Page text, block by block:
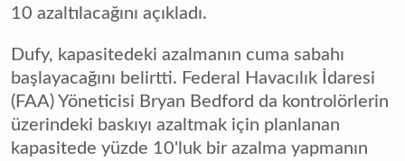
10 azaltılacağını açıkladı.
Dufy, kapasitedeki azalmanın cuma sabahı
başlayacağını belirtti. Federal Havacılık İdaresi
(FAA) Yöneticisi Bryan Bedford da kontrolörlerin
üzerindeki baskıyı azaltmak için planlanan
kapasitede yüzde 10'luk bir azalma yapmanın